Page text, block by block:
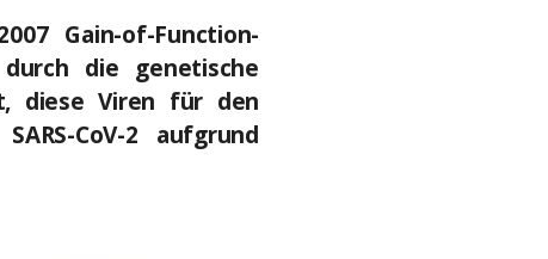
Gain-of-Function-
die genetische
diese Viren für den
CoV-2 aufgrund